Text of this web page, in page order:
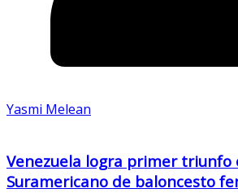
Yasmi Melean
Venezuela logra primer triunfo
Suramericano de baloncesto